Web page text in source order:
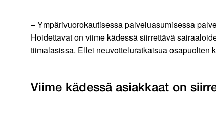
– Ympärivuorokautisessa palveluasumisessa
Hoidettavat on viime kädessä siirrettävä
tiimalasissa. Ellei neuvotteluratkaisua osapuolten
Viime kädessä asiakkaat on